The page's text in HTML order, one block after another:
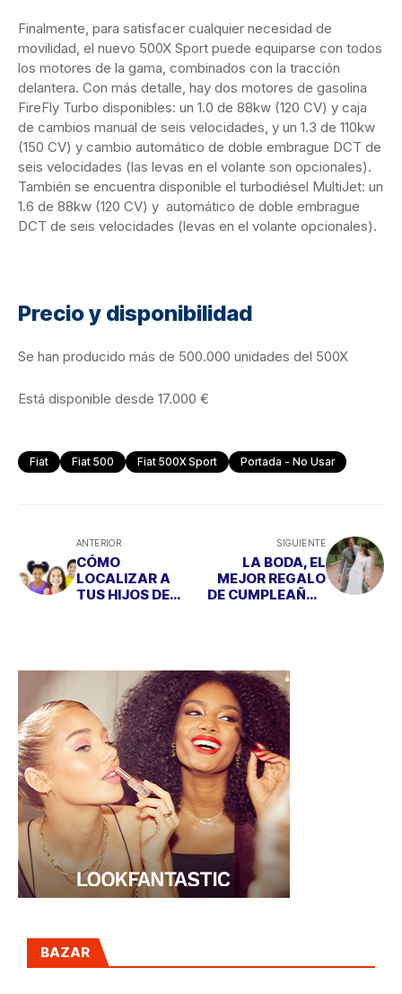
Finalmente, para satisfacer cualquier necesidad de
movilidad, el nuevo 500X Sport puede equiparse con todos
los motores de la gama, combinados con la tracción
delantera. Con más detalle, hay dos motores de gasolina
FireFly Turbo disponibles: un 1.0 de 88kw (120 CV) y ​​caja
de cambios manual de seis velocidades, y un 1.3 de 110kw
(150 CV) y ​​cambio automático de doble embrague DCT de
seis velocidades (las levas en el volante son opcionales).
También se encuentra disponible el turbodiésel MultiJet: un
1.6 de 88kw (120 CV) y ​​ automático de doble embrague
DCT de seis velocidades (levas en el volante opcionales).
Precio y disponibilidad
Se han producido más de 500.000 unidades del 500X
Está disponible desde 17.000 €
Fiat Fiat 500 Fiat 500X Sport Portada - No Usar
ANTERIOR
CÓMO
LOCALIZAR A
TUS HIJOS DE
SIGUIENTE
LA BODA, EL
MEJOR REGALO
DE CUMPLEAÑOS
BAZAR